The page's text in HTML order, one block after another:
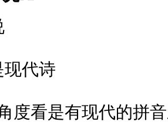
现代诗
度看是有现代的拼